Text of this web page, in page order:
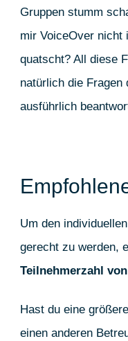
Gruppen stumm
mir VoiceOver nicht
quatscht? All diese
natürlich die Fragen
ausführlich
Um den
gerecht zu werden,
Teilnehmerzahl
Hast du eine
einen anderen